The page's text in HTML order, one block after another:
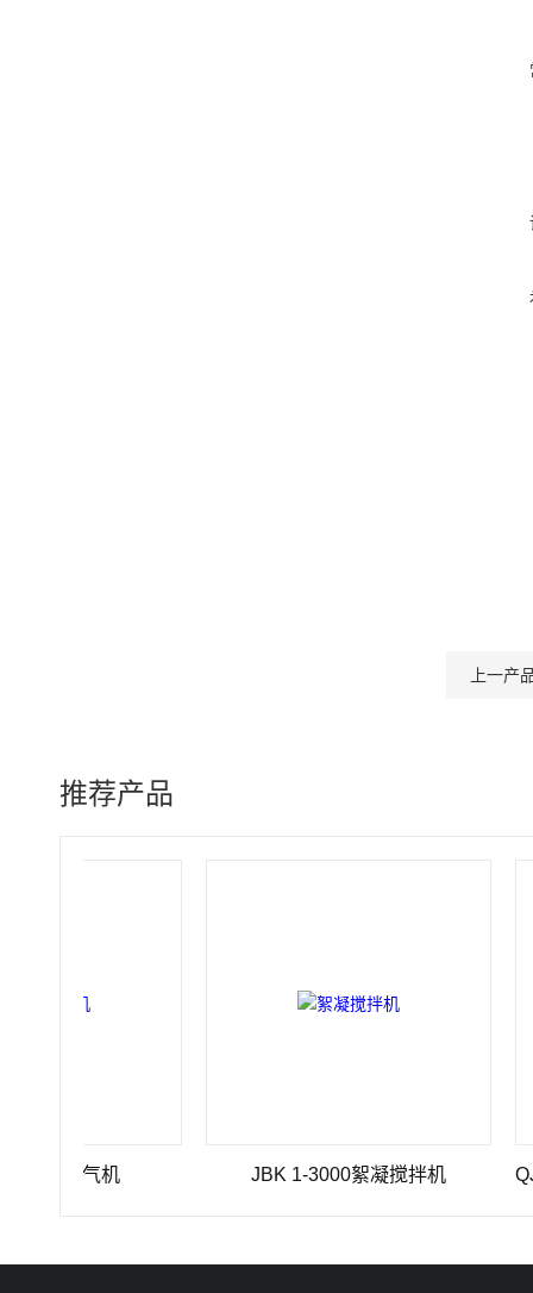
上一产
推荐产品
JBK 1-3000絮凝搅拌机